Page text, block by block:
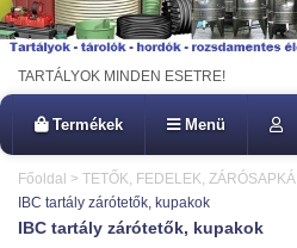
TARTÁLYOK MINDEN ESETRE!
Termékek Menü
Főoldal > TETŐK, FEDELEK,
IBC tartály zárótetők, kupakok
IBC tartály zárótetők, kupakok